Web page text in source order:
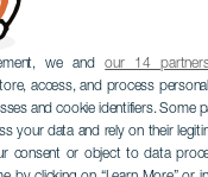
we andour 14
access, and process
and cookie identifiers. Some
your data and rely on their
consent or object to data